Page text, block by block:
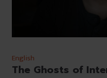
English
The Ghosts of